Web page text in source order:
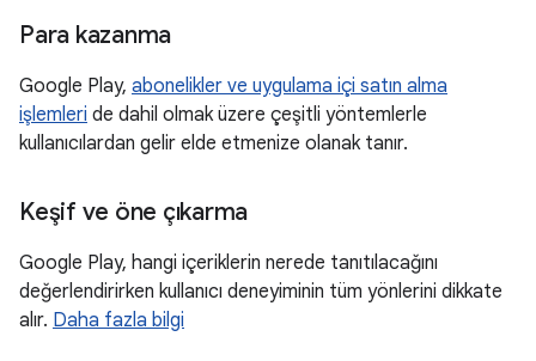
Para kazanma
Google Play, abonelikler ve uygulama içi satın alma
işlemleri de dahil olmak üzere çeşitli yöntemlerle
kullanıcılardan gelir elde etmenize olanak tanır.
Keşif ve öne çıkarma
Google Play, hangi içeriklerin nerede tanıtılacağını
değerlendirirken kullanıcı deneyiminin tüm yönlerini dikkate
alır. Daha fazla bilgi